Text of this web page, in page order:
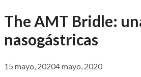
The AMT Bridle:
nasogástricas
15 mayo, 20204 mayo, 2020